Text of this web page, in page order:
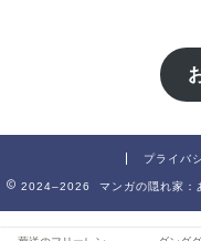
プライバ
2024–2026 マンガの隠れ家：